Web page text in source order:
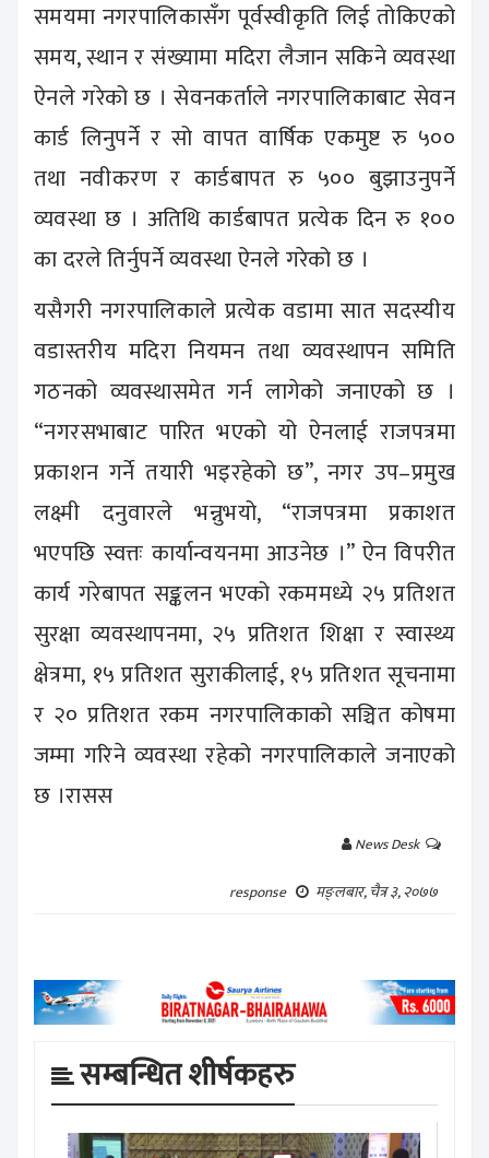
समयमा नगरपालिकासँग पूर्वस्वीकृति लिई तोकिएको
समय, स्थान र संख्यामा मदिरा लैजान सकिने व्यवस्था
ऐनले गरेको छ । सेवनकर्ताले नगरपालिकाबाट सेवन
कार्ड लिनुपर्ने र सो वापत वार्षिक एकमुष्ट रु ५००
तथा नवीकरण र कार्डबापत रु ५०० बुझाउनुपर्ने
व्यवस्था छ । अतिथि कार्डबापत प्रत्येक दिन रु १००
का दरले तिर्नुपर्ने व्यवस्था ऐनले गरेको छ ।
यसैगरी नगरपालिकाले प्रत्येक वडामा सात सदस्यीय
वडास्तरीय मदिरा नियमन तथा व्यवस्थापन समिति
गठनको व्यवस्थासमेत गर्न लागेको जनाएको छ ।
“नगरसभाबाट पारित भएको यो ऐनलाई राजपत्रमा
प्रकाशन गर्ने तयारी भइरहेको छ”, नगर उप–प्रमुख
लक्ष्मी दनुवारले भन्नुभयो, “राजपत्रमा प्रकाशत
भएपछि स्वत्तः कार्यान्वयनमा आउनेछ ।” ऐन विपरीत
कार्य गरेबापत सङ्कलन भएको रकममध्ये २५ प्रतिशत
सुरक्षा व्यवस्थापनमा, २५ प्रतिशत शिक्षा र स्वास्थ्य
क्षेत्रमा, १५ प्रतिशत सुराकीलाई, १५ प्रतिशत सूचनामा
र २० प्रतिशत रकम नगरपालिकाको सञ्चित कोषमा
जम्मा गरिने व्यवस्था रहेको नगरपालिकाले जनाएको
छ ।रासस
News Desk
response
मङ्लबार, चैत्र ३, २०७७
सम्बन्धित शीर्षकहरु